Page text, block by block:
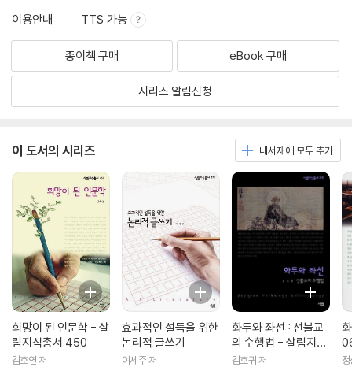
이용안내 TTS 가능
종이책 구매 eBook 구매
시리즈 알림신청
이 도서의 시리즈 내서재에 모두 추가
희망이 된 인문학 - 살
림지식총서 450
김호연 저
효과적인 설득을 위한
논리적 글쓰기
여세주 저
화두와 좌선 : 선불교
의 수행법 - 살림지식
총서 316
김호귀 저